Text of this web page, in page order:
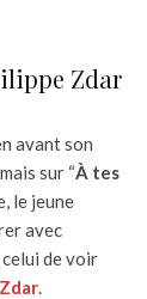
Zdar
avant son
sur “À tes
le jeune
avec
de voir
.